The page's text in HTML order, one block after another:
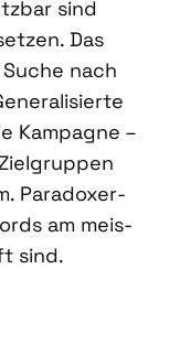
sind
Das
nach
Kam­pa­gne –
Para­do­xer­
am meis­
sind.